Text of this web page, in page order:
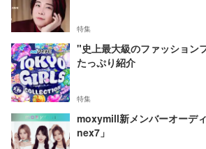
特集
"史上最大級のファッション
たっぷり紹介
特集
moxymill新メンバーオーデ
nex7」